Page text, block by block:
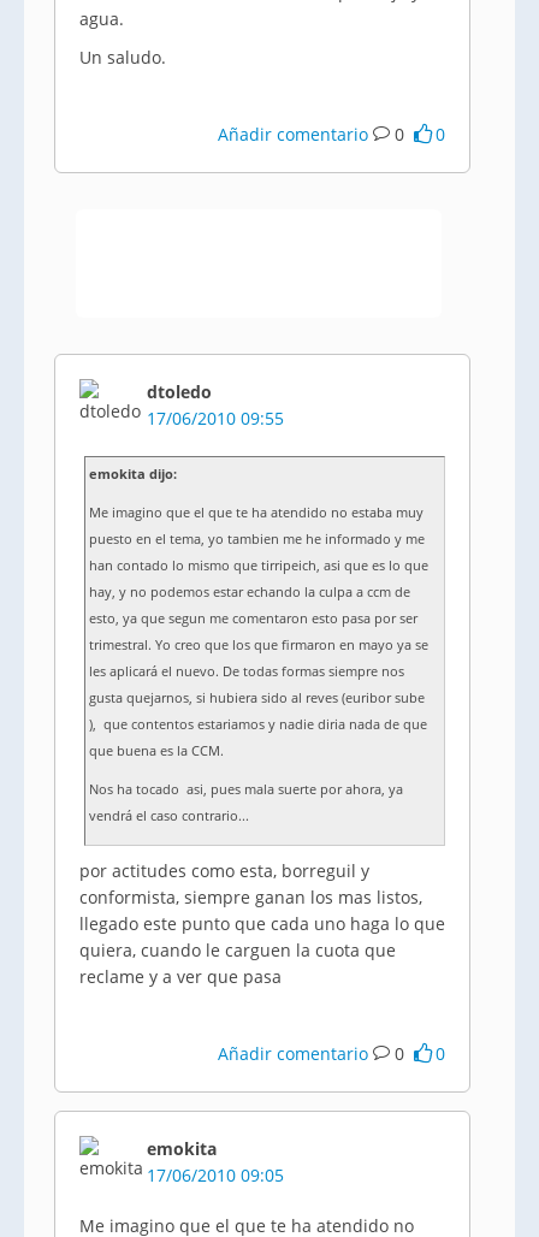
agua.
Un saludo.
Añadir comentario 0 0
dtoledo
17/06/2010 09:55
emokita dijo:
Me imagino que el que te ha atendido no estaba muy
puesto en el tema, yo tambien me he informado y me
han contado lo mismo que tirripeich, asi que es lo que
hay, y no podemos estar echando la culpa a ccm de
esto, ya que segun me comentaron esto pasa por ser
trimestral. Yo creo que los que firmaron en mayo ya se
les aplicará el nuevo. De todas formas siempre nos
gusta quejarnos, si hubiera sido al reves (euribor sube
), que contentos estariamos y nadie diria nada de que
que buena es la CCM.
Nos ha tocado asi, pues mala suerte por ahora, ya
vendrá el caso contrario...
por actitudes como esta, borreguil y
conformista, siempre ganan los mas listos,
llegado este punto que cada uno haga lo que
quiera, cuando le carguen la cuota que
reclame y a ver que pasa
Añadir comentario 0 0
emokita
17/06/2010 09:05
Me imagino que el que te ha atendido no